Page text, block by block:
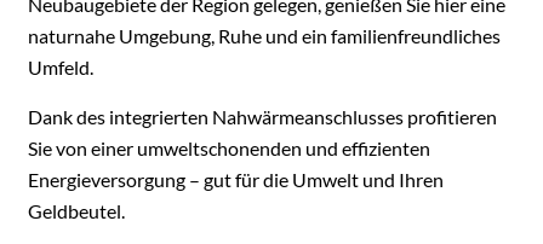
naturnahe Umgebung, Ruhe und ein familienfreundliches
Umfeld.
Dank des integrierten Nahwärmeanschlusses profitieren
Sie von einer umweltschonenden und effizienten
Energieversorgung – gut für die Umwelt und Ihren
Geldbeutel.